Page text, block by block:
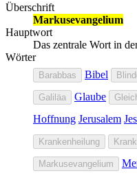
Überschrift
Markusevangelium
Hauptwort
Das zentrale Wort in
Wörter
Barabbas Bibel
Galiläa Glaube
Hoffnung Jerusalem
Krankenheilung
Markusevangelium